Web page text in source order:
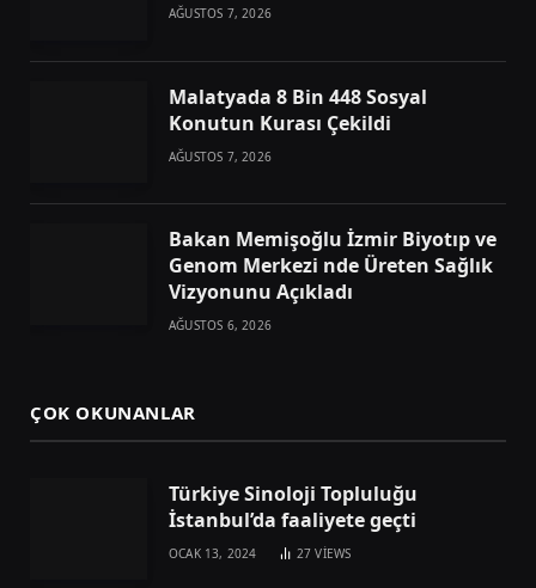
AĞUSTOS 7, 2026
Malatyada 8 Bin 448 Sosyal
Konutun Kurası Çekildi
AĞUSTOS 7, 2026
Bakan Memişoğlu İzmir Biyotıp ve
Genom Merkezi nde Üreten Sağlık
Vizyonunu Açıkladı
AĞUSTOS 6, 2026
ÇOK OKUNANLAR
Türkiye Sinoloji Topluluğu
İstanbul’da faaliyete geçti
OCAK 13, 2024 27VIEWS